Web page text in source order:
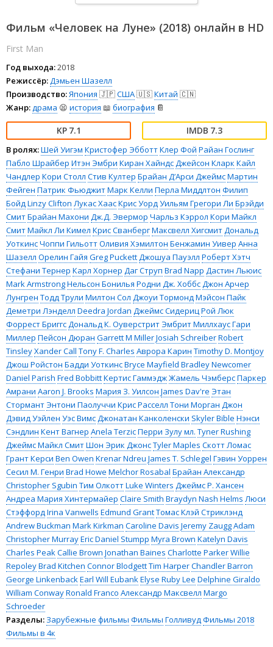
Фильм «Человек на Луне» (2018) онлайн в HD
First Man
Год выхода:2018
Режиссёр:Дэмьен Шазелл
Производство:Япония 🇯🇵США🇺🇸Китай 🇨🇳
Жанр:драма 😫 история 📖 биография 📔
7.1 7.3
В ролях:Шей Уигэм Кристофер ЭбботтКлер Фой Райан Гослинг
Пабло Шрайбер Итэн Эмбри Киран ХайндсДжейсон Кларк Кайл
Чандлер Кори Столл Стив Култер Брайан Д’Арси ДжеймсМартин
Фейген Патрик ФьюджитМарк Келли Перла Миддлтон Филип
БойдLinzy Clifton Лукас ХаасКрис УордУильям Грегори Ли Брэйди
СмитБрайан Махони Дж.Д. Эвермор Чарльз Кэррол Кори Майкл
СмитМайкл Ли Кимел Крис СванбергМаксвелл ХигсмитДональд
УоткинсЧоппи ГильоттОливия Хэмилтон Бенжамин Уивер Анна
Шазелл Орелин Гайя Greg PuckettДжошуа Пауэлл Роберт Хэтч
Стефани Тернер Карл Хорнер Даг Струп Brad Napp Дастин Льюис
Mark ArmstrongНельсон Бонилья Родни Дж. ХоббсДжон Арчер
Лунгрен Тодд Трули Милтон Сол Джоуи ТормондМэйсон Пайк
Деметри Лэнделл Deedra Jordan Джеймс СидерицРой Люк
Форрест БриггсДональд К. ОуверстритЭмбрит МиллхаусГари
Миллер Пейсон Дюран Garrett M MillerJosiah SchreiberRobert
TinsleyXander Call Tony F. Charles Аврора Карин Timothy D. Montjoy
Джош Ройстон Бадди УоткинсBryce Mayfield Bradley Newcomer
Daniel Parish Fred BobbittКертис ГаммэджЖамель ЧэмберсПаркер
Амрани Aaron J. Brooks Мария З. Уилсон James Dav're Этан
СтормантЭнтони Паолуччи Крис Расселл Тони Морган Джон
Дэвид Уэйлен Уэс ВимсДжонатан Канколенски Skyler Bible Нэнси
Сэндлин Кент Вагнер Anela TerzicПерри Зулу мл. Tyner Rushing
Джеймс Майкл СмитШон Эрик ДжонсTyler Maples Скотт Ломас
Грант Керси Ben Owen Krenar Ndreu James T. Schlegel Гэвин Уоррен
Сесил М. Генри Brad Howe Melchor Rosabal Брайан Александр
Christopher Sgubin Тим ОлкоттLuke Winters Джеймс Р. Хансен
Андреа Мария Хинтермайер Claire Smith Braydyn Nash Helms Люси
СтэффордIrina Vanwells Edmund GrantТомас Клэй Стриклэнд
Andrew Buckman Mark Kirkman Caroline Davis Jeremy ZauggAdam
Christopher MurrayEric Daniel Stumpp Myra Brown Katelyn Davis
Charles PeakCallie Brown Jonathan Baines Charlotte ParkerWillie
RepoleyBrad Kitchen Connor BlodgettTim HarperChandler Barron
George LinkenbackEarl Will EubankElyse Ruby Lee Delphine Giraldo
William ConwayRonald Franco Александр Максвелл Margo
Schroeder
Разделы: Зарубежные фильмы Фильмы ГолливудФильмы 2018
Фильмы в 4к